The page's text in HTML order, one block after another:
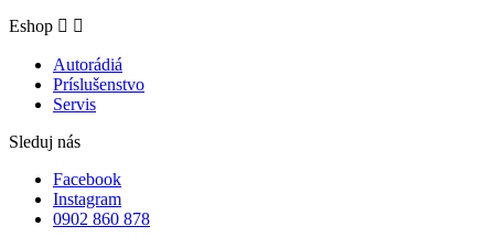
Eshop  
Autorádiá
Príslušenstvo
Servis
Sleduj nás
Facebook
Instagram
0902 860 878